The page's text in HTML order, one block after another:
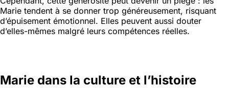
Marie tendent à se donner trop généreusement, risquant
d’épuisement émotionnel. Elles peuvent aussi douter
d’elles-mêmes malgré leurs compétences réelles.
Marie dans la culture et l’histoire